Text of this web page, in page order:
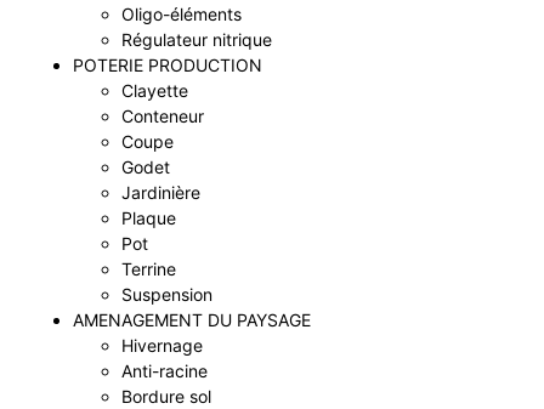
Oligo-éléments
Régulateur nitrique
POTERIE PRODUCTION
Clayette
Conteneur
Coupe
Godet
Jardinière
Plaque
Pot
Terrine
Suspension
AMENAGEMENT DU PAYSAGE
Hivernage
Anti-racine
Bordure sol